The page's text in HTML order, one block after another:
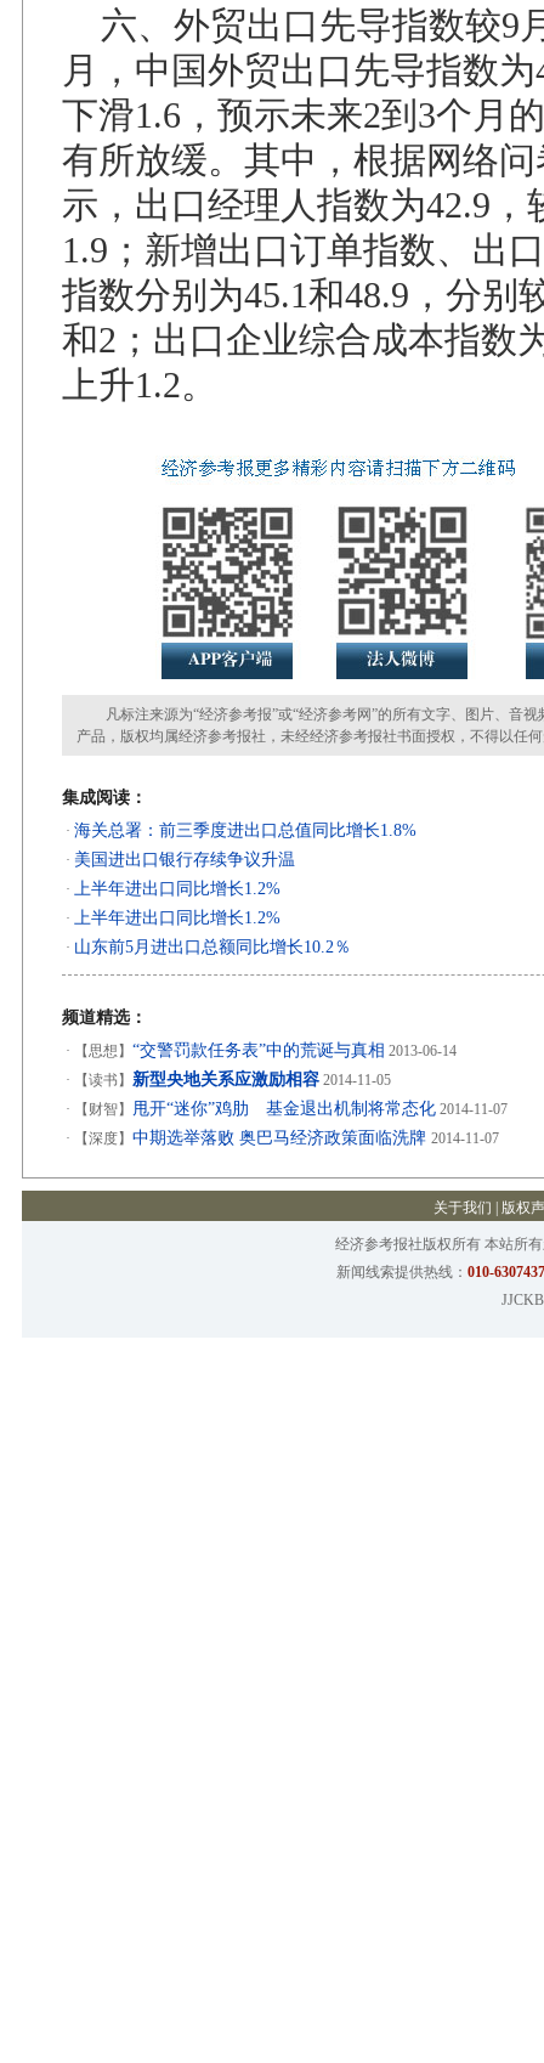
六、外贸出口先导指数较9
月，中国外贸出口先导指数为
下滑1.6，预示未来2到3个月
有所放缓。其中，根据网络
示，出口经理人指数为42.9，
1.9；新增出口订单指数、出
指数分别为45.1和48.9，分别
和2；出口企业综合成本指数
上升1.2。
凡标注来源为“经济参考报”或“经济参考网”的所有文字、图片、音视
产品，版权均属经济参考报社，未经经济参考报社书面授权，不得以任
集成阅读：
· 海关总署：前三季度进出口总值同比增长1.8%
· 美国进出口银行存续争议升温
· 上半年进出口同比增长1.2%
· 上半年进出口同比增长1.2%
· 山东前5月进出口总额同比增长10.2％
频道精选：
· 【思想】 “交警罚款任务表”中的荒诞与真相 2013-06-14
·
【读书】 新型央地关系应激励相容 2014-11-05
·
【财智】 甩开“迷你”鸡肋 基金退出机制将常态化 2014-11-07
·
【深度】 中期选举落败 奥巴马经济政策面临洗牌 2014-11-07
关于我们 版权
经济参考报社版权所有 本站所
新闻线索提供热线： 010-